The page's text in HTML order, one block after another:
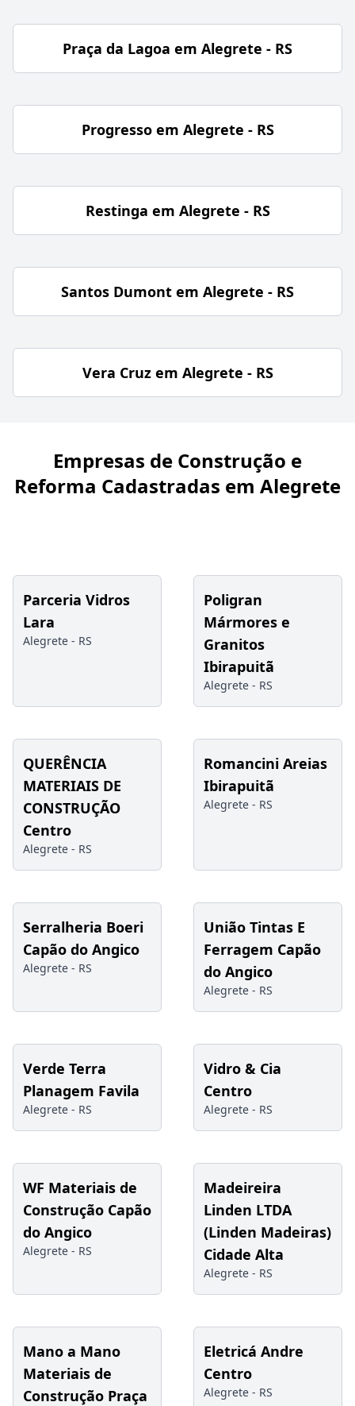
Praça da Lagoa em Alegrete - RS
Progresso em Alegrete - RS
Restinga em Alegrete - RS
Santos Dumont em Alegrete - RS
Vera Cruz em Alegrete - RS
Empresas de Construção e
Reforma Cadastradas em Alegrete
Parceria Vidros
Lara
Alegrete - RS
Poligran
Mármores e
Granitos
Ibirapuitã
Alegrete - RS
QUERÊNCIA
MATERIAIS DE
CONSTRUÇÃO
Centro
Alegrete - RS
Romancini Areias
Ibirapuitã
Alegrete - RS
Serralheria Boeri
Capão do Angico
Alegrete - RS
União Tintas E
Ferragem Capão
do Angico
Alegrete - RS
Verde Terra
Planagem Favila
Alegrete - RS
Vidro & Cia
Centro
Alegrete - RS
WF Materiais de
Construção Capão
do Angico
Alegrete - RS
Madeireira
Linden LTDA
(Linden Madeiras)
Cidade Alta
Alegrete - RS
Mano a Mano
Materiais de
Construção Praça
Eletricá Andre
Centro
Alegrete - RS